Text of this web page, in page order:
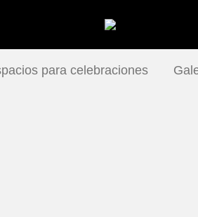
para celebraciones